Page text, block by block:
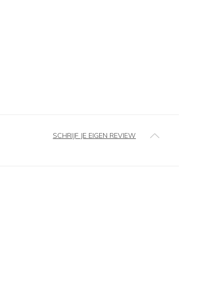
SCHRIJF JE EIGEN REVIEW